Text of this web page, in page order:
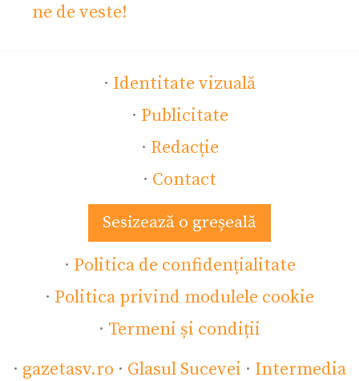
ne de veste!
· Identitate vizuală
· Publicitate
· Redacție
· Contact
Sesizează o greșeală
· Politica de confidențialitate
· Politica privind modulele cookie
· Termeni și condiții
· gazetasv.ro · Glasul Sucevei · Intermedia